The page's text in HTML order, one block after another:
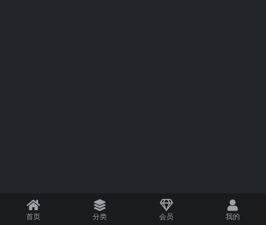
首页 分类 会员 我的